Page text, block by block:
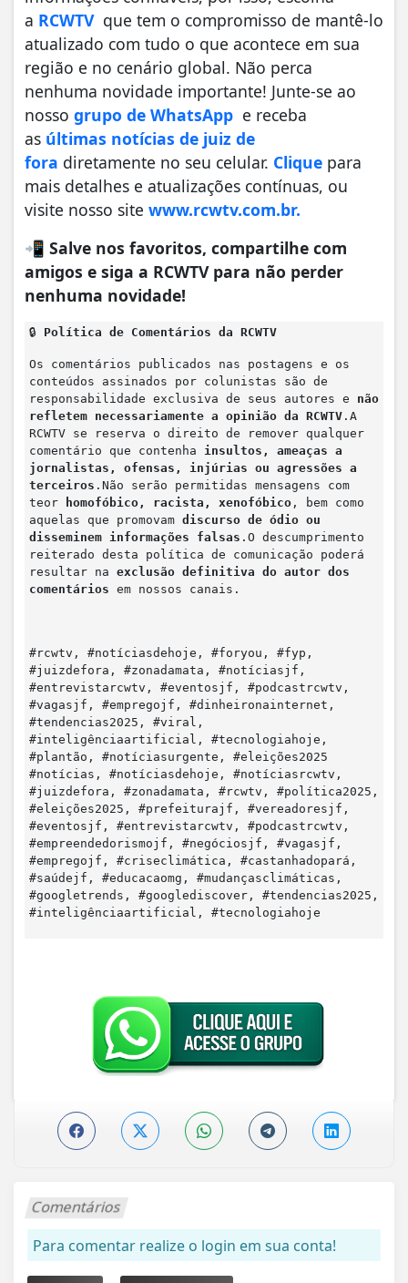
a RCWTVque tem o compromisso de mantê-lo
atualizado com tudo o que acontece em sua
região e no cenário global. Não perca
nenhuma novidade importante! Junte-se ao
nosso grupo de WhatsApp e receba
as últimas notícias de juiz de
fora diretamente no seu celular. Clique para
mais detalhes e atualizações contínuas, ou
visite nosso site www.rcwtv.com.br.
📲 Salve nos favoritos, compartilhe com
amigos e siga a RCWTV para não perder
nenhuma novidade!
🔒 Política de Comentários da RCWTV
Os comentários publicados nas postagens e os
conteúdos assinados por colunistas são de
responsabilidade exclusiva de seus autores e não
refletem necessariamente a opinião da RCWTV .A
RCWTV se reserva o direito de remover qualquer
comentário que contenha insultos, ameaças a
jornalistas, ofensas, injúrias ou agressões a
terceiros .Não serão permitidas mensagens com
teor
homofóbico, racista, xenofóbico , bem como
aquelas que promovam discurso de ódio ou
disseminem informações falsas .O descumprimento
reiterado desta política de comunicação poderá
resultar na exclusão definitiva do autor dos
comentários em nossos canais.
#rcwtv, #notíciasdehoje, #foryou, #fyp,
#juizdefora, #zonadamata, #notíciasjf,
#entrevistarcwtv, #eventosjf, #podcastrcwtv,
#vagasjf, #empregojf, #dinheironainternet,
#tendencias2025, #viral,
#inteligênciaartificial, #tecnologiahoje,
#plantão, #notíciasurgente, #eleições2025
#notícias, #notíciasdehoje, #notíciasrcwtv,
#juizdefora, #zonadamata, #rcwtv, #política2025,
#eleições2025, #prefeiturajf, #vereadoresjf,
#eventosjf, #entrevistarcwtv, #podcastrcwtv,
#empreendedorismojf, #negóciosjf, #vagasjf,
#empregojf, #criseclimática, #castanhadopará,
#saúdejf, #educacaomg, #mudançasclimáticas,
#googletrends, #googlediscover, #tendencias2025,
#inteligênciaartificial, #tecnologiahoje
Comentários
Para comentar realize o login em sua conta!